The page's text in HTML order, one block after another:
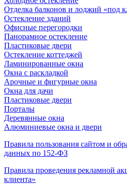
Отделка балконов и лоджий «под
Остекление зданий
Офисные перегородки
Панорамное остекление
Пластиковые двери
Остекление коттеджей
Ламинированные окна
Окна с раскладкой
Арочные и фигурные окна
Окна для дачи
Пластиковые двери
Порталы
Деревянные окна
Алюминиевые окна и двери
Правила пользования сайтом и
данных по 152-ФЗ
Правила проведения рекламной
клиента»